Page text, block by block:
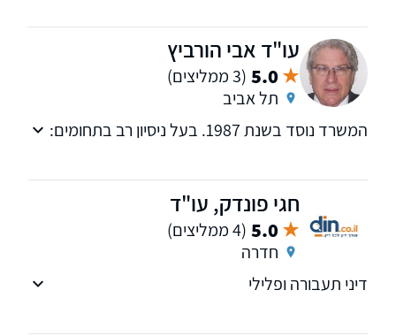
עו"ד אבי הורביץ
5.0 (3 ממליצים)
תל אביב
המשרד נוסד בשנת 1987. בעל ניסיון רב בתחומים:
חגי פונדק, עו"ד
5.0 (4 ממליצים)
חדרה
דיני תעבורה ופלילי